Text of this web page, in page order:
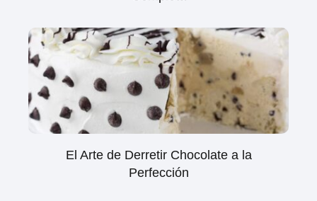
El Arte de Derretir Chocolate a la
Perfección